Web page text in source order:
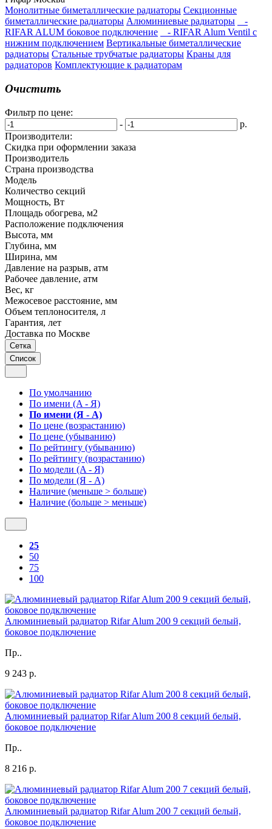
Монолитные биметаллические радиаторы Секционные
биметаллические радиаторы Алюминиевые радиаторы
-
RIFAR ALUM боковое подключение
- RIFAR Alum Ventil с
нижним подключением Вертикальные биметаллические
радиаторы Стальные трубчатые радиаторы Краны для
радиаторов Комплектующие к радиаторам
Очистить
Фильтр по цене:
-
р.
Производители:
Скидка при оформлении заказа
Производитель
Страна производства
Модель
Количество секций
Мощность, Вт
Площадь обогрева, м2
Расположение подключения
Высота, мм
Глубина, мм
Ширина, мм
Давление на разрыв, атм
Рабочее давление, атм
Вес, кг
Межосевое расстояние, мм
Объем теплоносителя, л
Гарантия, лет
Доставка по Москве
Сетка
Список
По умолчанию
По имени (A - Я)
По имени (Я - A)
По цене (возрастанию)
По цене (убыванию)
По рейтингу (убыванию)
По рейтингу (возрастанию)
По модели (A - Я)
По модели (Я - A)
Наличие (меньше > больше)
Наличие (больше > меньше)
25
50
75
100
Алюминиевый радиатор Rifar Alum 200 9 секций белый,
боковое подключение
Пр..
9 243 р.
Алюминиевый радиатор Rifar Alum 200 8 секций белый,
боковое подключение
Пр..
8 216 р.
Алюминиевый радиатор Rifar Alum 200 7 секций белый,
боковое подключение